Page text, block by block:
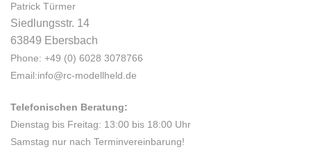
Patrick Türmer
Siedlungsstr. 14
63849 Ebersbach
Phone: +49 (0) 6028 3078766
Email:info@rc-modellheld.de
Telefonischen Beratung:
Dienstag bis Freitag: 13:00 bis 18:00 Uhr
Samstag nur nach Terminvereinbarung!